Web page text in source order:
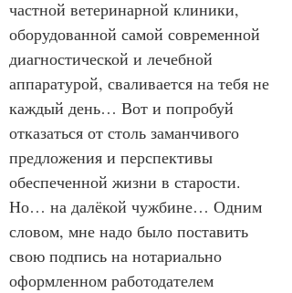
частной ветеринарной клиники,
оборудованной самой современной
диагностической и лечебной
аппаратурой, сваливается на тебя не
каждый день… Вот и попробуй
отказаться от столь заманчивого
предложения и перспективы
обеспеченной жизни в старости.
Но… на далёкой чужбине… Одним
словом, мне надо было поставить
свою подпись на нотариально
оформленном работодателем